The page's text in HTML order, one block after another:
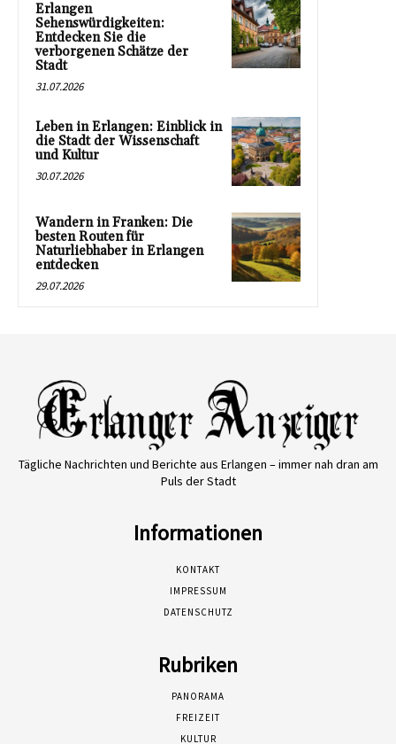
Erlangen
Sehenswürdigkeiten:
Entdecken Sie die
verborgenen Schätze der
Stadt
31.07.2026
Leben in Erlangen: Einblick in
die Stadt der Wissenschaft
und Kultur
30.07.2026
Wandern in Franken: Die
besten Routen für
Naturliebhaber in Erlangen
entdecken
29.07.2026
Tägliche Nachrichten und Berichte aus Erlangen – immer nah dran am
Puls der Stadt
Informationen
KONTAKT
IMPRESSUM
DATENSCHUTZ
Rubriken
PANORAMA
FREIZEIT
KULTUR